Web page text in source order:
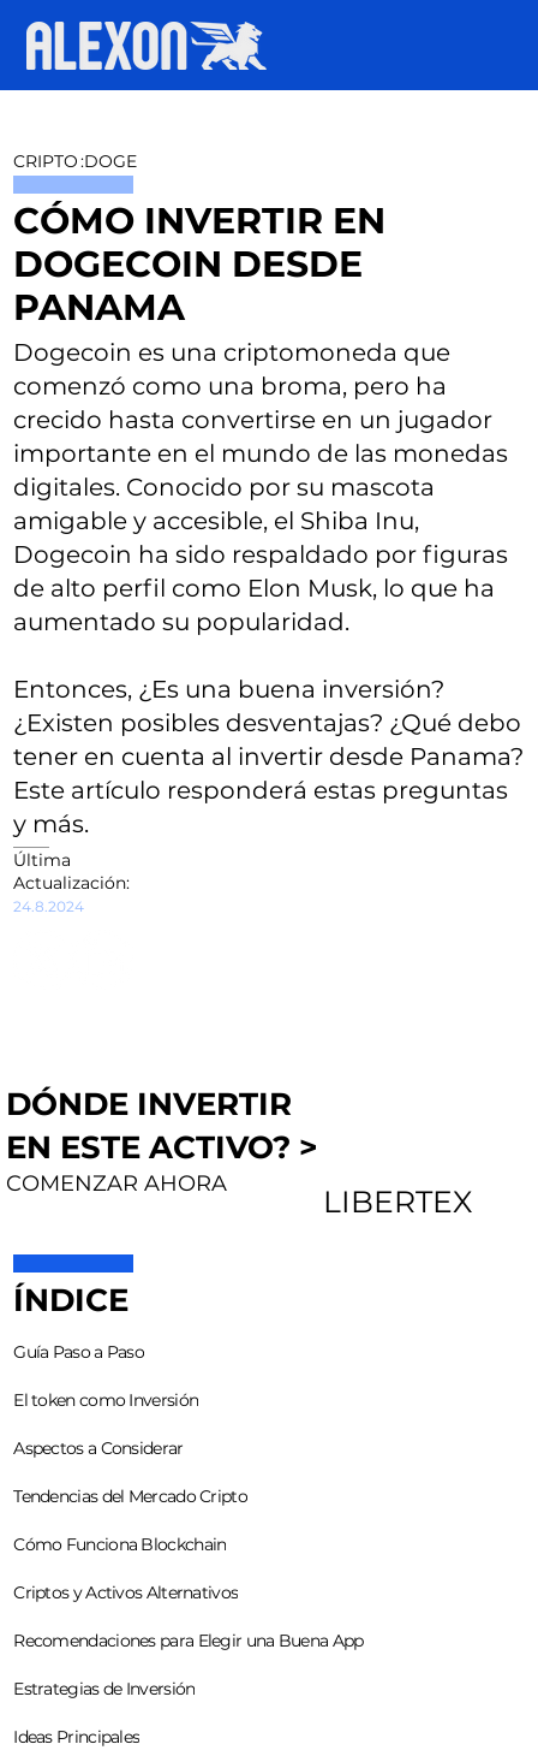
CRIPTO:DOGE
CÓMO INVERTIR EN
DOGECOIN DESDE
PANAMA
Dogecoin es una criptomoneda que
comenzó como una broma, pero ha
crecido hasta convertirse en un jugador
importante en el mundo de las monedas
digitales. Conocido por su mascota
amigable y accesible, el Shiba Inu,
Dogecoin ha sido respaldado por figuras
de alto perfil como Elon Musk, lo que ha
aumentado su popularidad.
Entonces, ¿Es una buena inversión?
¿Existen posibles desventajas? ¿Qué debo
tener en cuenta al invertir desde Panama?
Este artículo responderá estas preguntas
y más.
Última
Actualización:
24.8.2024
DÓNDE INVERTIR
EN ESTE ACTIVO? >
COMENZAR AHORA
LIBERTEX
ÍNDICE
Guía Paso a Paso
El token como Inversión
Aspectos a Considerar
Tendencias del Mercado Cripto
Cómo Funciona Blockchain
Criptos y Activos Alternativos
Recomendaciones para Elegir una Buena App
Estrategias de Inversión
Ideas Principales